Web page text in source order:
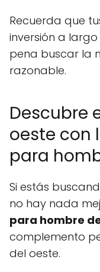
Recuerda que
inversión a
pena buscar la
razonable.
Descubre
oeste con
para
Si estás
no hay nada
para hombre
complemento
del oeste.